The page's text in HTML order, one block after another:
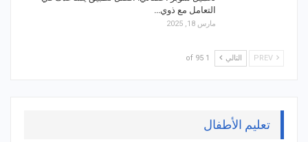
التعامل مع ذوي…
مارس 18, 2025
التالي 1 of 95
تعليم الأطفال